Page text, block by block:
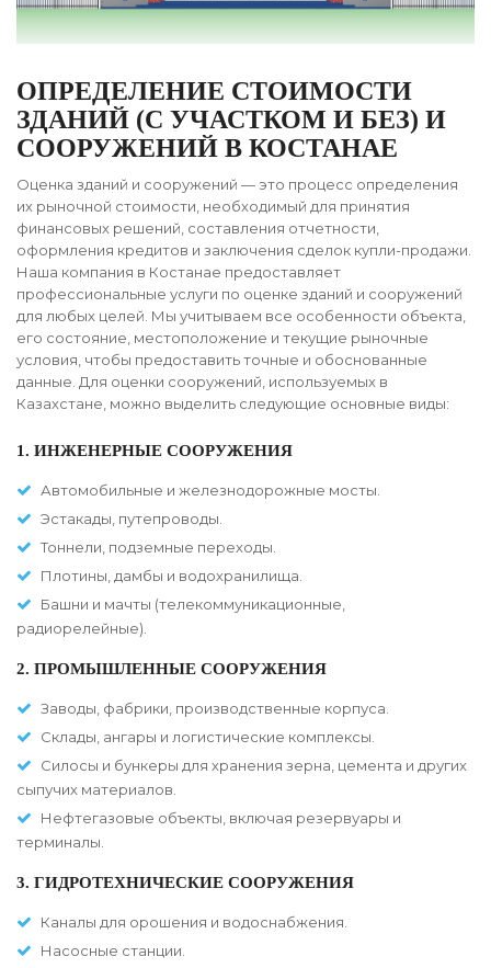
ОПРЕДЕЛЕНИЕ СТОИМОСТИ
ЗДАНИЙ (С УЧАСТКОМ И БЕЗ) И
СООРУЖЕНИЙ В КОСТАНАЕ
Оценка зданий и сооружений — это процесс определения
их рыночной стоимости, необходимый для принятия
финансовых решений, составления отчетности,
оформления кредитов и заключения сделок купли-продажи.
Наша компания в Костанае предоставляет
профессиональные услуги по оценке зданий и сооружений
для любых целей. Мы учитываем все особенности объекта,
его состояние, местоположение и текущие рыночные
условия, чтобы предоставить точные и обоснованные
данные. Для оценки сооружений, используемых в
Казахстане, можно выделить следующие основные виды:
1. ИНЖЕНЕРНЫЕ СООРУЖЕНИЯ
Автомобильные и железнодорожные мосты.
Эстакады, путепроводы.
Тоннели, подземные переходы.
Плотины, дамбы и водохранилища.
Башни и мачты (телекоммуникационные,
радиорелейные).
2. ПРОМЫШЛЕННЫЕ СООРУЖЕНИЯ
Заводы, фабрики, производственные корпуса.
Склады, ангары и логистические комплексы.
Силосы и бункеры для хранения зерна, цемента и других
сыпучих материалов.
Нефтегазовые объекты, включая резервуары и
терминалы.
3. ГИДРОТЕХНИЧЕСКИЕ СООРУЖЕНИЯ
Каналы для орошения и водоснабжения.
Насосные станции.